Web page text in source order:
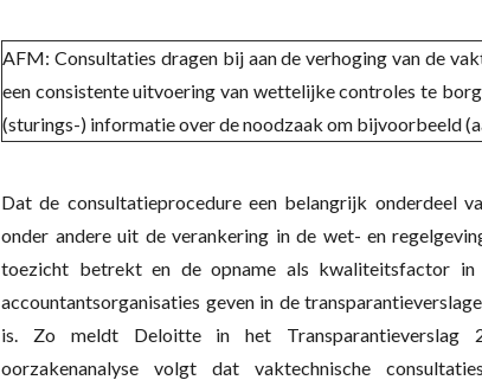
AFM: Consultaties dragen bij aan de verhoging van de
een consistente uitvoering van wettelijke controles te
(sturings-) informatie over de noodzaak om bijvoorbeeld
Dat de consultatieprocedure een belangrijk onderdeel
onder andere uit de verankering in de wet- en
toezicht betrekt en de opname als kwaliteitsfactor
accountantsorganisaties geven in de
is. Zo meldt Deloitte in het Transparantieverslag
oorzakenanalyse volgt dat vaktechnische